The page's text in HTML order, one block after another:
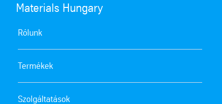
Materials Hungary
Rólunk
Termékek
Szolgáltatások